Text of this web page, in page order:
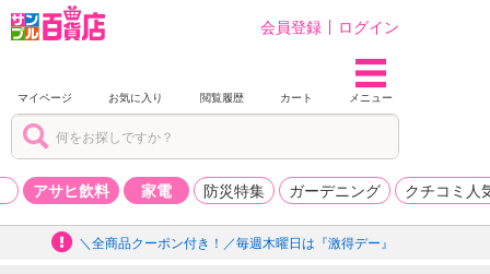
会員登録 ログイン
マイページ お気に入り 閲覧履歴 カート メニュー
アサヒ飲料 家電 防災特集 ガーデニング クチコミ人
＼全商品クーポン付き！／毎週木曜日は『激得デー』